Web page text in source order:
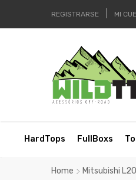
REGISTRARSE MI
HardTops FullBoxs
Home Mitsubishi